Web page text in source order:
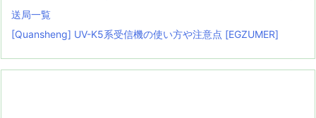
送局一覧
[Quansheng] UV-K5系受信機の使い方や注意点 [EGZUMER]